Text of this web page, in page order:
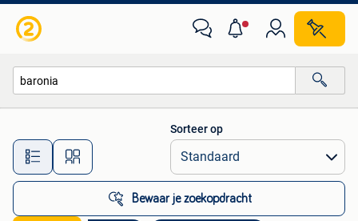
Alle afstanden…
Sorteer op
Bewaar je zoekopdracht